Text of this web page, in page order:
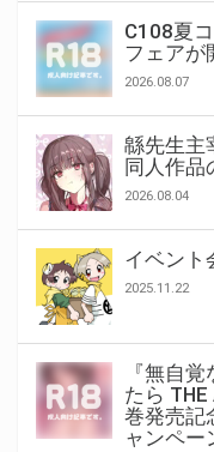
C108夏
フェアが
2026.08.07
緜先生主
同人作品
2026.08.04
イベント
2025.11.22
『無自
たら
巻発売記
ャンペー